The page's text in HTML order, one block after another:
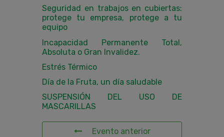
Seguridad en trabajos en cubiertas:
protege tu empresa, protege a tu
equipo
Incapacidad Permanente Total,
Absoluta o Gran Invalidez.
Estrés Térmico
Día de la Fruta, un día saludable
SUSPENSIÓN DEL USO DE
MASCARILLAS
Evento anterior